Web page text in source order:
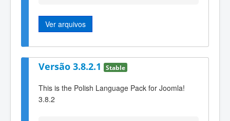
Ver arquivos
Versão 3.8.2.1 Stable
This is the Polish Language Pack for Joomla!
3.8.2